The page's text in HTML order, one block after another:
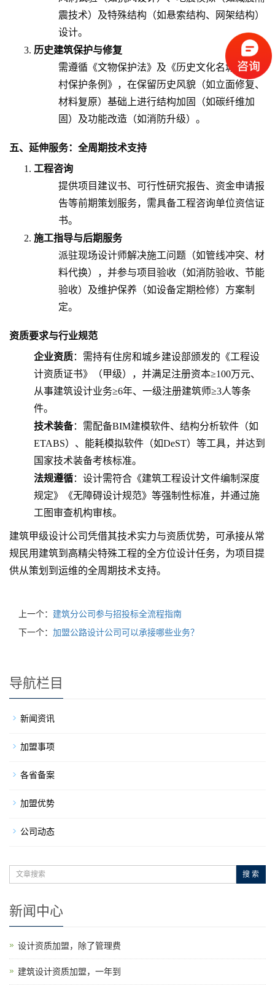
震技术）及特殊结构（如悬索结构、网架结构）
设计。
历史建筑保护与修复
需遵循《文物保护法》及《历史文化名城名镇名
村保护条例》，在保留历史风貌（如立面修复、
材料复原）基础上进行结构加固（如碳纤维加
固）及功能改造（如消防升级）。
五、延伸服务：全周期技术支持
工程咨询
提供项目建议书、可行性研究报告、资金申请报
告等前期策划服务，需具备工程咨询单位资信证
书。
施工指导与后期服务
派驻现场设计师解决施工问题（如管线冲突、材
料代换），并参与项目验收（如消防验收、节能
验收）及维护保养（如设备定期检修）方案制
定。
资质要求与行业规范
企业资质：需持有住房和城乡建设部颁发的《工程设
计资质证书》（甲级），并满足注册资本≥100万元、
从事建筑设计业务≥6年、一级注册建筑师≥3人等条
件。
技术装备：需配备BIM建模软件、结构分析软件（如
ETABS）、能耗模拟软件（如DeST）等工具，并达到
国家技术装备考核标准。
法规遵循：设计需符合《建筑工程设计文件编制深度
规定》《无障碍设计规范》等强制性标准，并通过施
工图审查机构审核。
建筑甲级设计公司凭借其技术实力与资质优势，可承接从常
规民用建筑到高精尖特殊工程的全方位设计任务，为项目提
供从策划到运维的全周期技术支持。
上一个： 建筑分公司参与招投标全流程指南
下一个： 加盟公路设计公司可以承接哪些业务？
导航栏目
新闻资讯
加盟事项
各省备案
加盟优势
公司动态
搜 索
新闻中心
设计资质加盟，除了管理费
建筑设计资质加盟，一年到